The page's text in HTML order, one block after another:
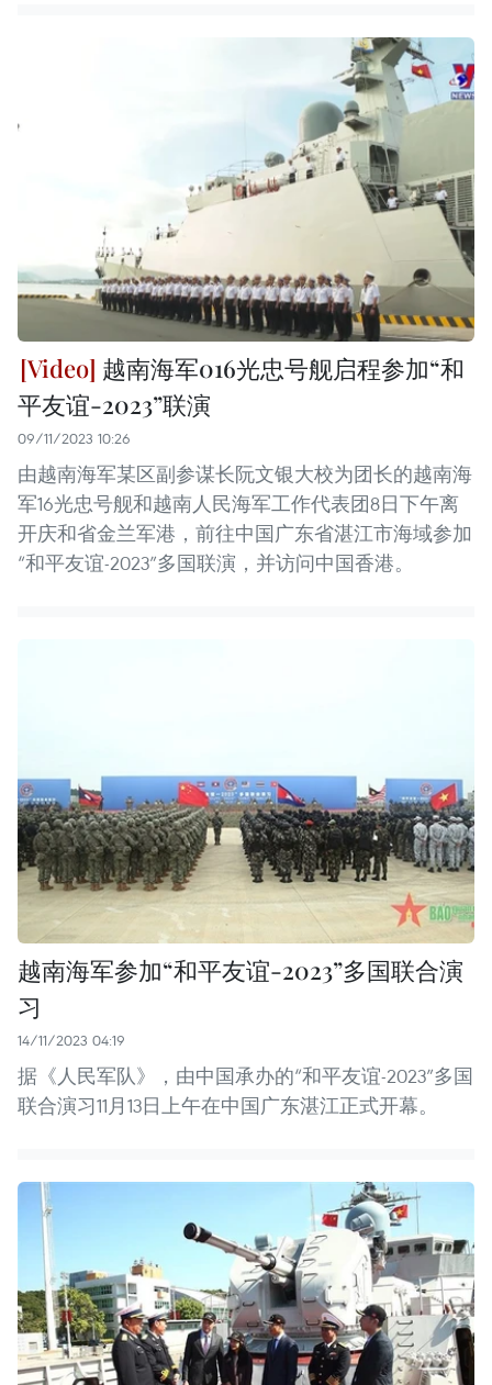
越南海军016光忠号舰启程参加“和
平友谊-2023”联演
09/11/2023 10:26
由越南海军某区副参谋长阮文银大校为团长的越南海
军16光忠号舰和越南人民海军工作代表团8日下午离
开庆和省金兰军港，前往中国广东省湛江市海域参加
“和平友谊-2023”多国联演，并访问中国香港。
越南海军参加“和平友谊-2023”多国联合演
习
14/11/2023 04:19
据《人民军队》，由中国承办的“和平友谊-2023”多国
联合演习11月13日上午在中国广东湛江正式开幕。